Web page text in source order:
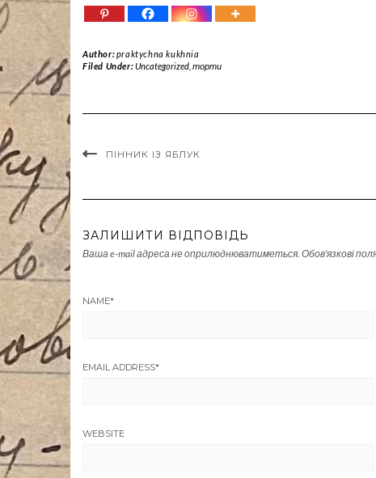
Author:praktychna kukhnia
Filed Under:Uncategorized, торти
ПІННИК ІЗ ЯБЛУК
ЗАЛИШИТИ ВІДПОВІДЬ
Ваша e-mail адреса не оприлюднюватиметься. Обов’язкові
NAME*
EMAIL ADDRESS*
WEBSITE